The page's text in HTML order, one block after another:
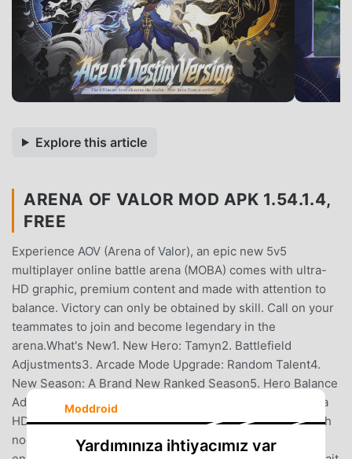
Explore this article
ARENA OF VALOR MOD APK 1.54.1.4,
FREE
Experience AOV (Arena of Valor), an epic new 5v5
multiplayer online battle arena (MOBA) comes with ultra-
HD graphic, premium content and made with attention to
balance. Victory can only be obtained by skill. Call on your
teammates to join and become legendary in the
arena.What's New1. New Hero: Tamyn2. Battlefield
Adjustments3. Arcade Mode Upgrade: Random Talent4.
New Season: A Brand New Ranked Season5. Hero Balance
Adjustments6. Bug FixesFeatures:1. 5V5 MOBA with Ultra
HD Graphic.Traverse a classic three-lane arena filled with
nooks and crannies between towers. Watch out for
Moddroid
Yardımınıza ihtiyacımız var